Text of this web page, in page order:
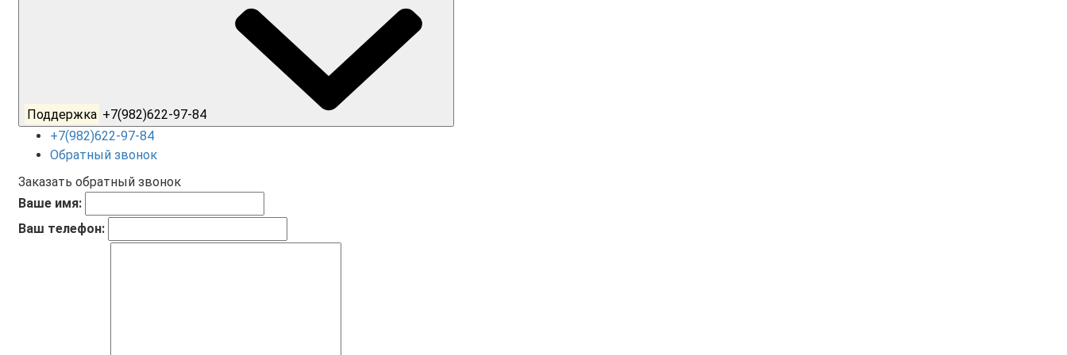
Поддержка +7(982)622-97-84
+7(982)622-97-84
Обратный звонок
Заказать обратный звонок
Ваше имя:
Ваш телефон: